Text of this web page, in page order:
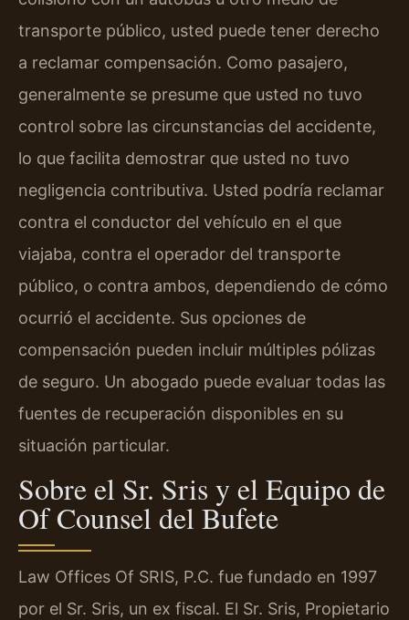
transporte público, usted puede tener derecho
a reclamar compensación. Como pasajero,
generalmente se presume que usted no tuvo
control sobre las circunstancias del accidente,
lo que facilita demostrar que usted no tuvo
negligencia contributiva. Usted podría reclamar
contra el conductor del vehículo en el que
viajaba, contra el operador del transporte
público, o contra ambos, dependiendo de cómo
ocurrió el accidente. Sus opciones de
compensación pueden incluir múltiples pólizas
de seguro. Un abogado puede evaluar todas las
fuentes de recuperación disponibles en su
situación particular.
Sobre el Sr. Sris y el Equipo de
Of Counsel del Bufete
Law Offices Of SRIS, P.C. fue fundado en 1997
por el Sr. Sris, un ex fiscal. El Sr. Sris, Propietario